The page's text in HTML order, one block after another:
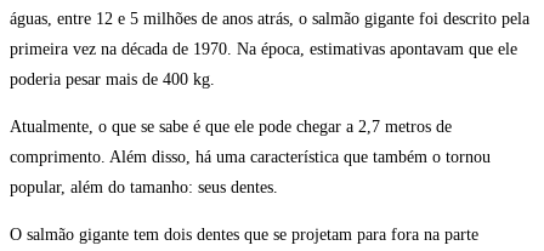
águas, entre 12 e 5 milhões de anos atrás, o salmão gigante foi descrito pela
primeira vez na década de 1970. Na época, estimativas apontavam que ele
poderia pesar mais de 400 kg.
Atualmente, o que se sabe é que ele pode chegar a 2,7 metros de
comprimento. Além disso, há uma característica que também o tornou
popular, além do tamanho: seus dentes.
O salmão gigante tem dois dentes que se projetam para fora na parte